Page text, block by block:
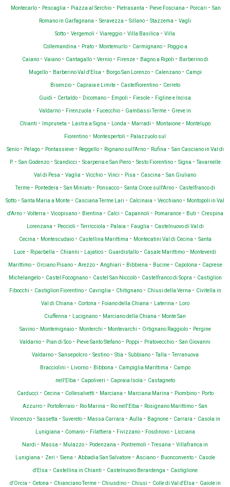
Montecarlo - Pescaglia - Piazza al Serchio - Pietrasanta - Pieve Fosciana - Porcari - San
Romano in Garfagnana - Seravezza - Sillano - Stazzema - Vagli
Sotto - Vergemoli - Viareggio - Villa Basilica - Villa
Collemandina - Prato - Montemurlo - Carmignano - Poggio a
Caiano - Vaiano - Cantagallo - Vernio - Firenze - Bagno a Ripoli - Barberino di
Mugello - Barberino Val d'Elsa - Borgo San Lorenzo - Calenzano - Campi
Bisenzio - Capraia e Limite - Castelfiorentino - Cerreto
Guidi - Certaldo - Dicomano - Empoli - Fiesole - Figline e Incisa
Valdarno - Firenzuola - Fucecchio - Gambassi Terme - Greve in
Chianti - Impruneta - Lastra a Signa - Londa - Marradi - Montaione - Montelupo
Fiorentino - Montespertoli - Palazzuolo sul
Senio - Pelago - Pontassieve - Reggello - Rignano sull'Arno - Rufina - San Casciano in Val di
P. - San Godenzo - Scandicci - Scarperia e San Piero - Sesto Fiorentino - Signa -Tavarnelle
Val di Pesa - Vaglia - Vicchio - Vinci - Pisa - Cascina - San Giuliano
Terme - Pontedera - San Miniato - Ponsacco - Santa Croce sull'Arno - Castelfranco di
Sotto - Santa Maria a Monte - Casciana Terme Lari - Calcinaia - Vecchiano - Montopoli in Val
d'Arno - Volterra - Vicopisano - Bientina - Calci - Capannoli - Pomarance - Buti - Crespina
Lorenzana - Peccioli -Terricciola - Palaia - Fauglia - Castelnuovo di Val di
Cecina - Montescudaio - Castellina Marittima - Montecatini Val di Cecina - Santa
Luce - Riparbella - Chianni - Lajatico - Guardistallo - Casale Marittimo - Monteverdi
Marittimo - Orciano Pisano - Arezzo - Anghiari - Bibbiena - Bucine - Capolona - Caprese
Michelangelo - Castel Focognano - Castel San Niccolò - Castelfranco di Sopra - Castiglion
Fibocchi - Castiglion Fiorentino - Cavriglia - Chitignano - Chiusi della Verna - Civitella in
Val di Chiana - Cortona - Foiano della Chiana - Laterina - Loro
Ciuffenna - Lucignano - Marciano della Chiana - Monte San
Savino - Montemignaio - Monterchi - Montevarchi - Ortignano Raggiolo - Pergine
Valdarno - Pian di Sco - Pieve Santo Stefano - Poppi - Pratovecchio - San Giovanni
Valdarno - Sansepolcro - Sestino - Stia - Subbiano -Talla -Terranuova
Bracciolini - Livorno - Bibbona - Campiglia Marittima - Campo
nell'Elba - Capoliveri - Capraia Isola - Castagneto
Carducci - Cecina - Collesalvetti - Marciana - Marciana Marina - Piombino - Porto
Azzurro - Portoferraio - Rio Marina - Rio nell'Elba - Rosignano Marittimo - San
Vincenzo - Sassetta - Suvereto - Massa Carrara - Aulla - Bagnone - Carrara - Casola in
Lunigiana - Comano - Filattiera - Fivizzano - Fosdinovo - Licciana
Nardi - Massa - Mulazzo - Podenzana - Pontremoli -Tresana - Villafranca in
Lunigiana - Zeri - Siena - Abbadia San Salvatore - Asciano - Buonconvento - Casole
d'Elsa - Castellina in Chianti - Castelnuovo Berardenga - Castiglione
d'Orcia - Cetona - Chianciano Terme - Chiusdino - Chiusi - Colle di Val d'Elsa - Gaiole in